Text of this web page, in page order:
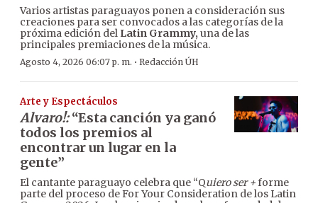
Varios artistas paraguayos ponen a consideración sus
creaciones para ser convocados a las categorías de la
próxima edición del Latin Grammy, una de las
principales premiaciones de la música.
Agosto 4, 2026 06:07 p. m. · Redacción ÚH
Arte y Espectáculos
Alvaro!:“Esta canción ya ganó
todos los premios al
encontrar un lugar en la
gente”
El cantante paraguayo celebra que “Quiero ser +forme
parte del proceso de For Your Consideration de los Latin